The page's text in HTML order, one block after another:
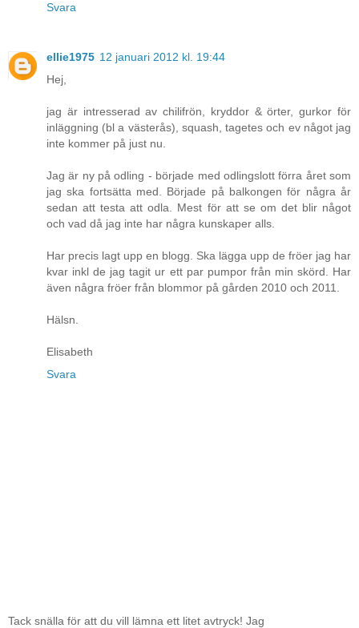
Svara
ellie1975 12 januari 2012 kl. 19:44
Hej,
jag är intresserad av chilifrön, kryddor & örter, gurkor för
inläggning (bl a västerås), squash, tagetes och ev något jag
inte kommer på just nu.
Jag är ny på odling - började med odlingslott förra året som
jag ska fortsätta med. Började på balkongen för några år
sedan att testa att odla. Mest för att se om det blir något
och vad då jag inte har några kunskaper alls.
Har precis lagt upp en blogg. Ska lägga upp de fröer jag har
kvar inkl de jag tagit ur ett par pumpor från min skörd. Har
även några fröer från blommor på gården 2010 och 2011.
Hälsn.
Elisabeth
Svara
Tack snälla för att du vill lämna ett litet avtryck! Jag